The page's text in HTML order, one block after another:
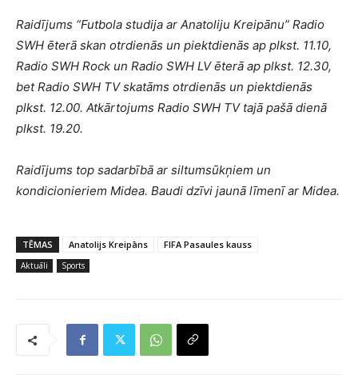
Raidījums “Futbola studija ar Anatoliju Kreipānu” Radio
SWH ēterā skan otrdienās un piektdienās ap plkst. 11.10,
Radio SWH Rock un Radio SWH LV ēterā ap plkst. 12.30,
bet Radio SWH TV skatāms otrdienās un piektdienās
plkst. 12.00. Atkārtojums Radio SWH TV tajā pašā dienā
plkst. 19.20.
Raidījums top sadarbībā ar siltumsūkņiem un
kondicionieriem Midea. Baudi dzīvi jaunā līmenī ar Midea.
TĒMAS Anatolijs Kreipāns FIFA Pasaules kauss
Aktuāli Sports